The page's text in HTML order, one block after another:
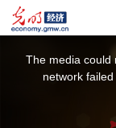
The media could
network